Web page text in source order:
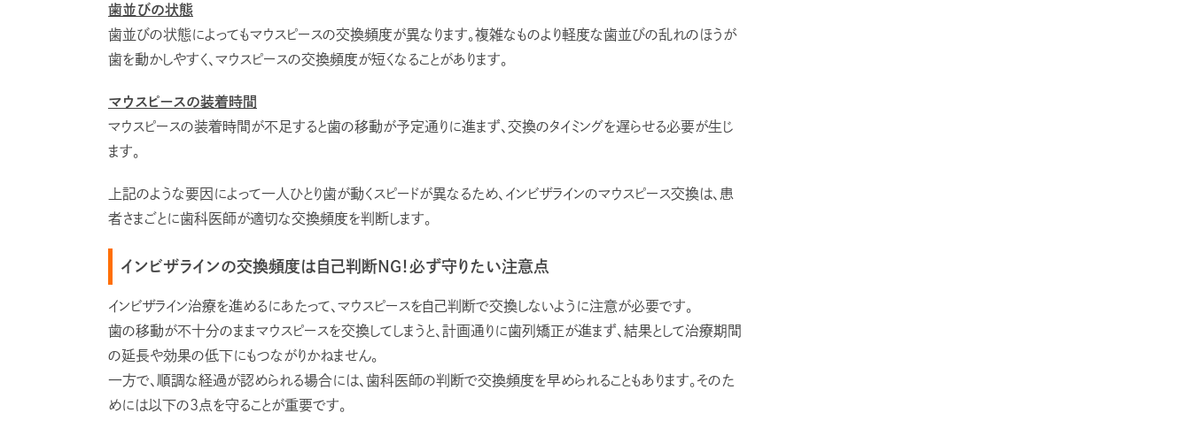
歯並びの状態
歯並びの状態によってもマウスピースの交換頻度が異なります。複雑なものより軽度な歯並びの乱れのほうが
歯を動かしやすく、マウスピースの交換頻度が短くなることがあります。
マウスピースの装着時間
マウスピースの装着時間が不足すると歯の移動が予定通りに進まず、交換のタイミングを遅らせる必要が生じ
ます。
上記のような要因によって一人ひとり歯が動くスピードが異なるため、インビザラインのマウスピース交換は、患
者さまごとに歯科医師が適切な交換頻度を判断します。
インビザラインの交換頻度は自己判断NG！必ず守りたい注意点
インビザライン治療を進めるにあたって、マウスピースを自己判断で交換しないように注意が必要です。
歯の移動が不十分のままマウスピースを交換してしまうと、計画通りに歯列矯正が進まず、結果として治療期間
の延長や効果の低下にもつながりかねません。
一方で、順調な経過が認められる場合には、歯科医師の判断で交換頻度を早められることもあります。そのた
めには以下の3点を守ることが重要です。